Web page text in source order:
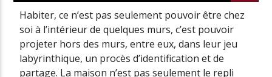
Habiter, ce n’est pas seulement pouvoir être chez
soi à l’intérieur de quelques murs, c’est pouvoir
projeter hors des murs, entre eux, dans leur jeu
labyrinthique, un procès d’identification et de
partage. La maison n’est pas seulement le repli